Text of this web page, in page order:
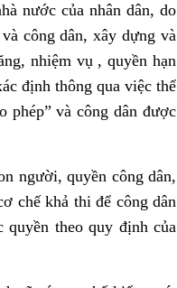
nước của nhân dân, do
công dân, xây dựng và
nhiệm vụ , quyền hạn
định thông qua việc thể
phép” và công dân được
người, quyền công dân,
chế khả thi để công dân
theo quy định của